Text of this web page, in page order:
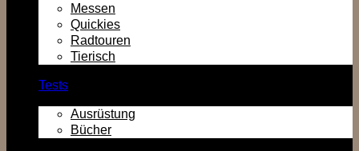
Messen
Quickies
Radtouren
Tierisch
Tests
Ausrüstung
Bücher